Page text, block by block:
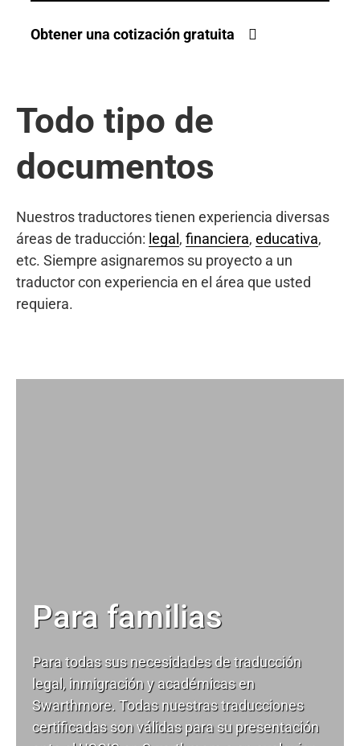
Obtener una cotización gratuita
Todo tipo de
documentos
Nuestros traductores tienen experiencia diversas
áreas de traducción: legal , financiera, educativa,
etc. Siempre asignaremos su proyecto a un
traductor con experiencia en el área que usted
requiera.
Para familias
Para todas sus necesidades detraducción
legal, inmigración y académicas en
Swarthmore. Todas nuestras traducciones
certificadas son válidas para su presentación